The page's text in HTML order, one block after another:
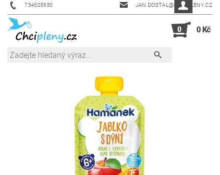
734505930 JAN.DOSTAL@CHCIPLENY.CZ
0 0 Kč